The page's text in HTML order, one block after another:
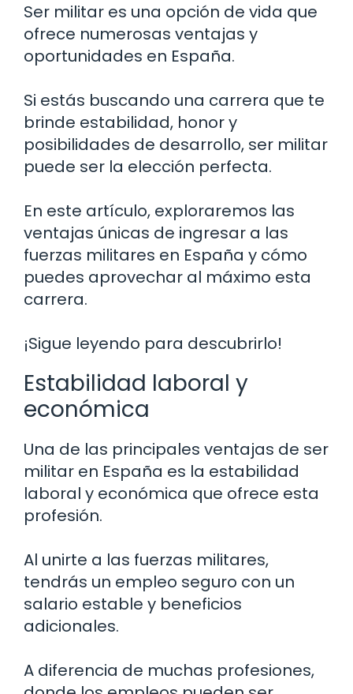
Ser militar es una opción de vida que
ofrece numerosas ventajas y
oportunidades en España.
Si estás buscando una carrera que te
brinde estabilidad, honor y
posibilidades de desarrollo, ser militar
puede ser la elección perfecta.
En este artículo, exploraremos las
ventajas únicas de ingresar a las
fuerzas militares en España y cómo
puedes aprovechar al máximo esta
carrera.
¡Sigue leyendo para descubrirlo!
Estabilidad laboral y
económica
Una de las principales ventajas de ser
militar en España es la estabilidad
laboral y económica que ofrece esta
profesión.
Al unirte a las fuerzas militares,
tendrás un empleo seguro con un
salario estable y beneficios
adicionales.
A diferencia de muchas profesiones,